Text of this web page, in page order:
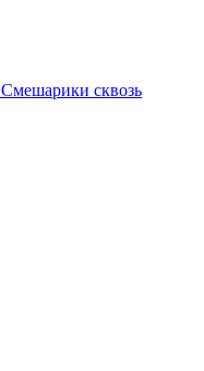
Смешарики сквозь